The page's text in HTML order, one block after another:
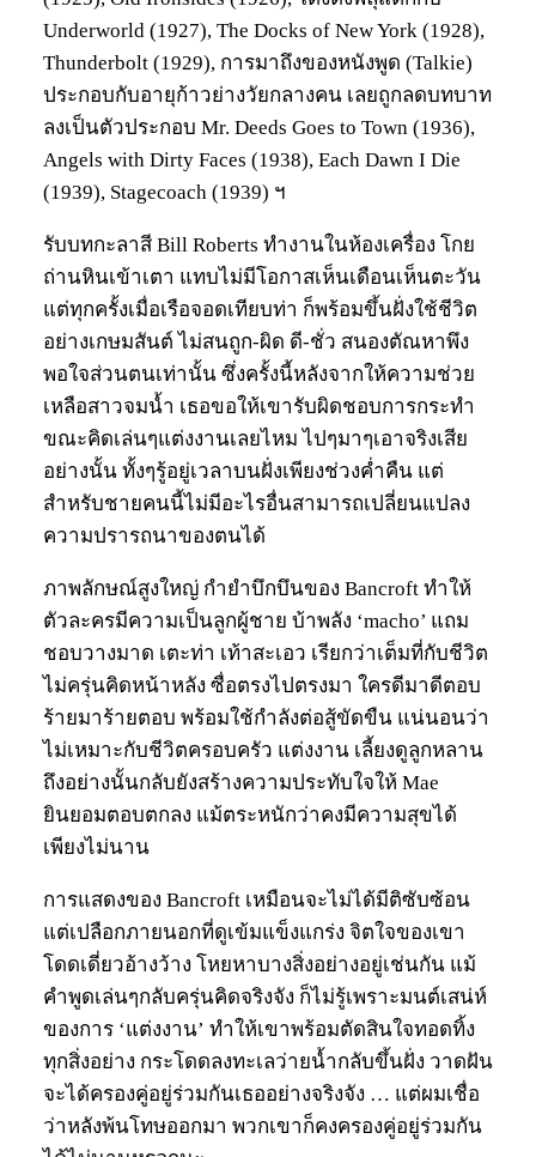
Underworld (1927), The Docks of New York (1928),
Thunderbolt (1929), การมาถึงของหนังพูด (Talkie)
ประกอบกับอายุก้าวย่างวัยกลางคน เลยถูกลดบทบาท
ลงเป็นตัวประกอบ Mr. Deeds Goes to Town (1936),
Angels with Dirty Faces (1938), Each Dawn I Die
(1939), Stagecoach (1939) ฯ
รับบทกะลาสี Bill Roberts ทำงานในห้องเครื่อง โกย
ถ่านหินเข้าเตา แทบไม่มีโอกาสเห็นเดือนเห็นตะวัน
แต่ทุกครั้งเมื่อเรือจอดเทียบท่า ก็พร้อมขึ้นฝั่งใช้ชีวิต
อย่างเกษมสันต์ ไม่สนถูก-ผิด ดี-ชั่ว สนองตัณหาพึง
พอใจส่วนตนเท่านั้น ซึ่งครั้งนี้หลังจากให้ความช่วย
เหลือสาวจมน้ำ เธอขอให้เขารับผิดชอบการกระทำ
ขณะคิดเล่นๆแต่งงานเลยไหม ไปๆมาๆเอาจริงเสีย
อย่างนั้น ทั้งๆรู้อยู่เวลาบนฝั่งเพียงช่วงค่ำคืน แต่
สำหรับชายคนนี้ไม่มีอะไรอื่นสามารถเปลี่ยนแปลง
ความปรารถนาของตนได้
ภาพลักษณ์สูงใหญ่ กำยำบึกบึนของ Bancroft ทำให้
ตัวละครมีความเป็นลูกผู้ชาย บ้าพลัง ‘macho’ แถม
ชอบวางมาด เตะท่า เท้าสะเอว เรียกว่าเต็มที่กับชีวิต
ไม่ครุ่นคิดหน้าหลัง ซื่อตรงไปตรงมา ใครดีมาดีตอบ
ร้ายมาร้ายตอบ พร้อมใช้กำลังต่อสู้ขัดขืน แน่นอนว่า
ไม่เหมาะกับชีวิตครอบครัว แต่งงาน เลี้ยงดูลูกหลาน
ถึงอย่างนั้นกลับยังสร้างความประทับใจให้ Mae
ยินยอมตอบตกลง แม้ตระหนักว่าคงมีความสุขได้
เพียงไม่นาน
การแสดงของ Bancroft เหมือนจะไม่ได้มีติซับซ้อน
แต่เปลือกภายนอกที่ดูเข้มแข็งแกร่ง จิตใจของเขา
โดดเดี่ยวอ้างว้าง โหยหาบางสิ่งอย่างอยู่เช่นกัน แม้
คำพูดเล่นๆกลับครุ่นคิดจริงจัง ก็ไม่รู้เพราะมนต์เสน่ห์
ของการ ‘แต่งงาน’ ทำให้เขาพร้อมตัดสินใจทอดทิ้ง
ทุกสิ่งอย่าง กระโดดลงทะเลว่ายน้ำกลับขึ้นฝั่ง วาดฝัน
จะได้ครองคู่อยู่ร่วมกันเธออย่างจริงจัง … แต่ผมเชื่อ
ว่าหลังพ้นโทษออกมา พวกเขาก็คงครองคู่อยู่ร่วมกัน